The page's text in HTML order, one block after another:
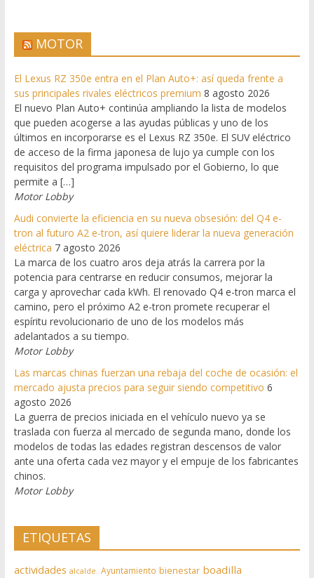
MOTOR
El Lexus RZ 350e entra en el Plan Auto+: así queda frente a
sus principales rivales eléctricos premium 8 agosto 2026
El nuevo Plan Auto+ continúa ampliando la lista de modelos
que pueden acogerse a las ayudas públicas y uno de los
últimos en incorporarse es el Lexus RZ 350e. El SUV eléctrico
de acceso de la firma japonesa de lujo ya cumple con los
requisitos del programa impulsado por el Gobierno, lo que
permite a […]
Motor Lobby
Audi convierte la eficiencia en su nueva obsesión: del Q4 e-
tron al futuro A2 e-tron, así quiere liderar la nueva generación
eléctrica 7 agosto 2026
La marca de los cuatro aros deja atrás la carrera por la
potencia para centrarse en reducir consumos, mejorar la
carga y aprovechar cada kWh. El renovado Q4 e-tron marca el
camino, pero el próximo A2 e-tron promete recuperar el
espíritu revolucionario de uno de los modelos más
adelantados a su tiempo.
Motor Lobby
Las marcas chinas fuerzan una rebaja del coche de ocasión: el
mercado ajusta precios para seguir siendo competitivo 6
agosto 2026
La guerra de precios iniciada en el vehículo nuevo ya se
traslada con fuerza al mercado de segunda mano, donde los
modelos de todas las edades registran descensos de valor
ante una oferta cada vez mayor y el empuje de los fabricantes
chinos.
Motor Lobby
ETIQUETAS
actividades alcalde. Ayuntamiento bienestar boadilla